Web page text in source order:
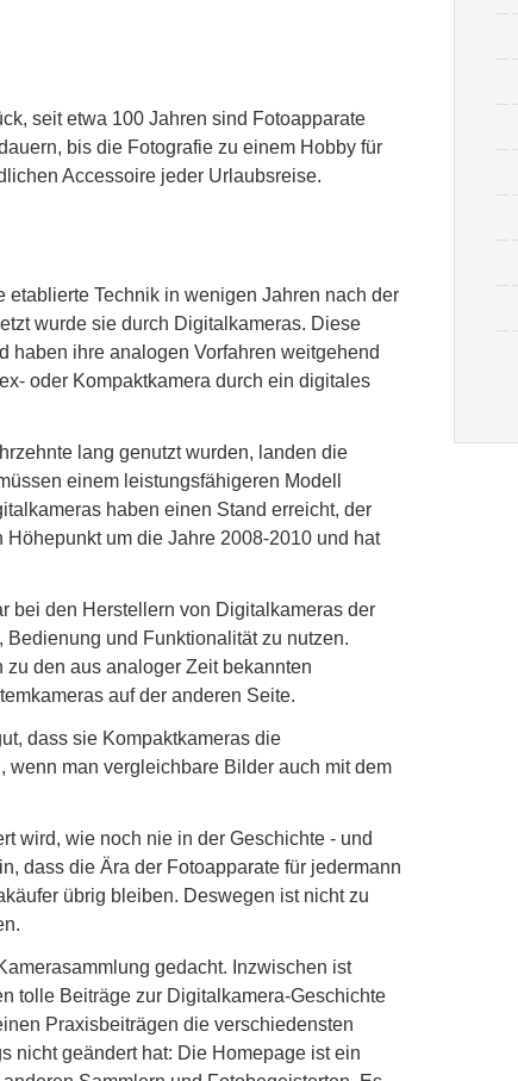
seit etwa 100 Jahren sind Fotoapparate
bis die Fotografie zu einem Hobby für
Accessoire jeder Urlaubsreise.
Technik in wenigen Jahren nach der
wurde sie durch Digitalkameras. Diese
haben ihre analogen Vorfahren weitgehend
oder Kompaktkamera durch ein digitales
lang genutzt wurden, landen die
einem leistungsfähigeren Modell
haben einen Stand erreicht, der
um die Jahre 2008-2010 und hat
bei den Herstellern von Digitalkameras der
und Funktionalität zu nutzen.
den aus analoger Zeit bekannten
auf der anderen Seite.
dass sie Kompaktkameras die
wenn man vergleichbare Bilder auch mit dem
wird, wie noch nie in der Geschichte - und
dass die Ära der Fotoapparate für jedermann
übrig bleiben. Deswegen ist nicht zu
gedacht. Inzwischen ist
tolle Beiträge zur Digitalkamera-Geschichte
Praxisbeiträgen die verschiedensten
nicht geändert hat: Die Homepage ist ein